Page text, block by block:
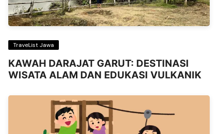
TraveList Jawa
KAWAH DARAJAT GARUT: DESTINASI
WISATA ALAM DAN EDUKASI VULKANIK